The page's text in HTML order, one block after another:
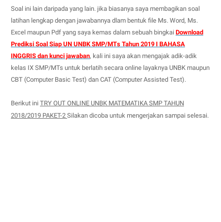
Soal ini lain daripada yang lain. jika biasanya saya membagikan soal
latihan lengkap dengan jawabannya dlam bentuk file Ms. Word, Ms.
Excel maupun Pdf yang saya kemas dalam sebuah bingkai Download
Prediksi Soal Siap UN UNBK SMP/MTs Tahun 2019 I BAHASA
INGGRIS dan kunci jawaban, kali ini saya akan mengajak adik-adik
kelas IX SMP/MTs untuk berlatih secara online layaknya UNBK maupun
CBT (Computer Basic Test) dan CAT (Computer Assisted Test).
Berikut ini TRY OUT ONLINE UNBK MATEMATIKA SMP TAHUN
2018/2019 PAKET-2 Silakan dicoba untuk mengerjakan sampai selesai.